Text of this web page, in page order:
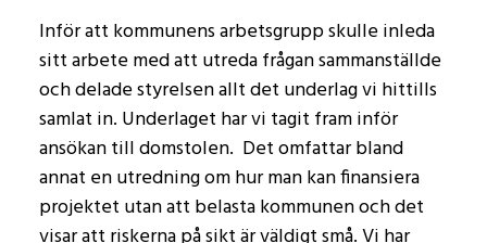
Inför att kommunens arbetsgrupp skulle inleda
sitt arbete med att utreda frågan sammanställde
och delade styrelsen allt det underlag vi hittills
samlat in. Underlaget har vi tagit fram inför
ansökan till domstolen. Det omfattar bland
annat en utredning om hur man kan finansiera
projektet utan att belasta kommunen och det